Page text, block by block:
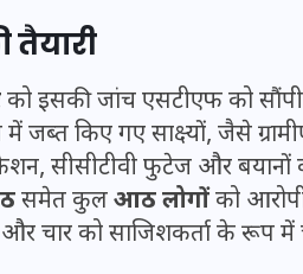
तैयारी
को इसकी जांच एसटीएफ को
जब्त किए गए साक्ष्यों, जैसे
सीसीटीवी फुटेज और बयानों
समेत कुलआठ लोगोंको
चार को साजिशकर्ता के रूप में
जानें कब से
16